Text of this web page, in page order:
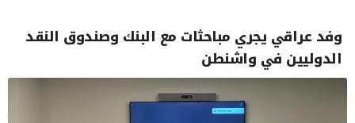
وفد عراقي يجري مباحثات مع البنك وصندوق النقد
الدوليين في واشنطن